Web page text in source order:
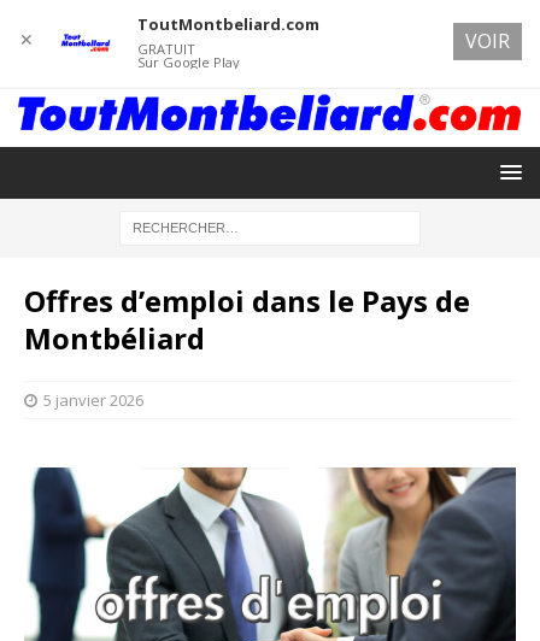
Offres d’emploi dans le Pays de
Montbéliard
5 janvier 2026
✕
ToutMontbeliard.com
GRATUIT
Sur Google Play
VOIR